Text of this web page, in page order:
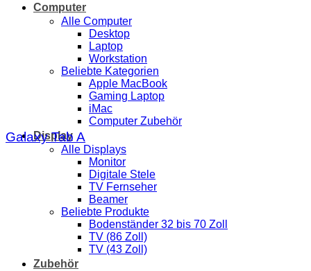
Computer
Alle Computer
Desktop
Laptop
Workstation
Beliebte Kategorien
Apple MacBook
Gaming Laptop
iMac
Computer Zubehör
Display
Alle Displays
Monitor
Digitale Stele
TV Fernseher
Beamer
Beliebte Produkte
Bodenständer 32 bis 70 Zoll
TV (86 Zoll)
TV (43 Zoll)
Zubehör
Galaxy Tab A